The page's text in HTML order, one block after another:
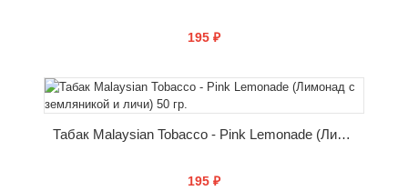
195 ₽
КУПИТЬ
Табак Malaysian Tobacco - Pink Lemonade (Лимонад с земляникой и личи) 50 гр.
195 ₽